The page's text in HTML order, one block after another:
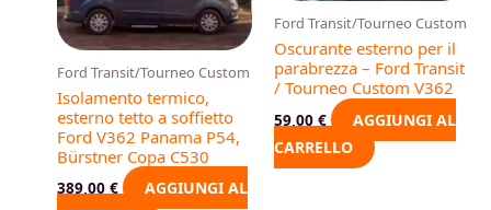
Ford Transit/Tourneo Custom
Isolamento termico,
esterno tetto a soffietto
Ford V362 Panama P54,
Bürstner Copa C530
389,00 €
AGGIUNGI AL
Ford Transit/Tourneo Custom
Oscurante esterno per il
parabrezza – Ford Transit
/ Tourneo Custom V362
59,00 €
AGGIUNGI AL
CARRELLO